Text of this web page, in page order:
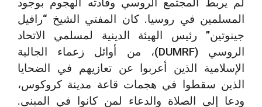
لم يربط المجتمع الروسي وقادته الهجوم بوجود
المسلمين في روسيا. كان المفتي الشيخ “رافيل
جينوتين” رئيس الهيئة الدينية لمسلمي الاتحاد
الروسي (DUMRF)، من أوائل زعماء الجالية
الإسلامية الذين أعربوا عن تعازيهم في الضحايا
الذين سقطوا في هجمات قاعة مدينة كروكوس،
ودعا إلى الصلاة والدعاء لمن كانوا في المبنى.